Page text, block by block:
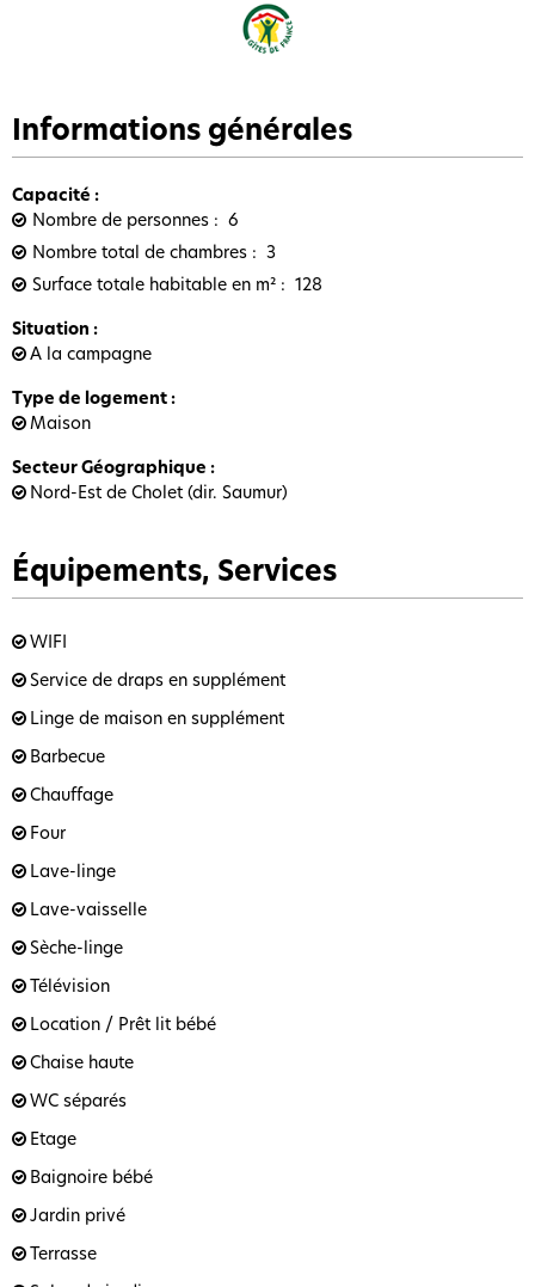
Informations générales
Capacité :
Nombre de personnes
6
Nombre total de chambres
3
Surface totale habitable en m²
128
Situation :
A la campagne
Type de logement :
Maison
Secteur Géographique :
Nord-Est de Cholet (dir. Saumur)
Équipements, Services
WIFI
Service de draps en supplément
Linge de maison en supplément
Barbecue
Chauffage
Four
Lave-linge
Lave-vaisselle
Sèche-linge
Télévision
Location / Prêt lit bébé
Chaise haute
WC séparés
Etage
Baignoire bébé
Jardin privé
Terrasse